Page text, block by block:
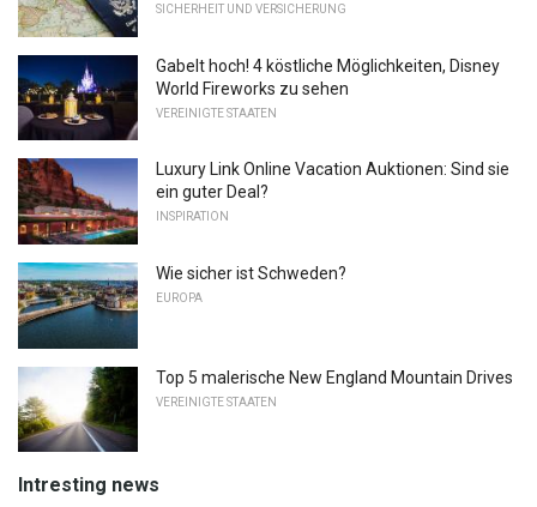
SICHERHEIT UND VERSICHERUNG
Gabelt hoch! 4 köstliche Möglichkeiten, Disney
World Fireworks zu sehen
VEREINIGTE STAATEN
Luxury Link Online Vacation Auktionen: Sind sie
ein guter Deal?
INSPIRATION
Wie sicher ist Schweden?
EUROPA
Top 5 malerische New England Mountain Drives
VEREINIGTE STAATEN
Intresting news